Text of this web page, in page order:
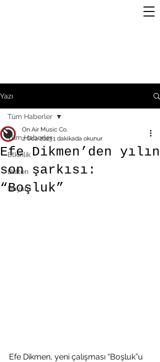
Yazı
Tüm Haberler
Etkinlik
Bülten
Duyuru
Tüm Haberler
Efe Dikmen’den yılın
son şarkısı:
“Boşluk”
On Air Music Co.
2 Oca 20231 dakikada okunur
Efe Dikmen, yeni çalışması “Boşluk”u